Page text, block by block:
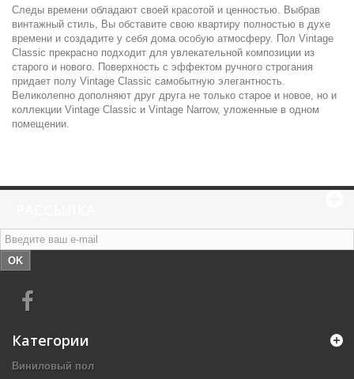
Следы времени обладают своей красотой и ценностью. Выбрав
винтажный стиль, Вы обставите свою квартиру полностью в духе
времени и создадите у себя дома особую атмосферу. Пол Vintage
Classic прекрасно подходит для увлекательной композиции из
старого и нового. Поверхность с эффектом ручного строгания
придает полу Vintage Classic самобытную элегантность.
Великолепно дополняют друг друга не только старое и новое, но и
коллекции Vintage Classic и Vintage Narrow, уложенные в одном
помещении.
OK
Категории
Виниловый пол